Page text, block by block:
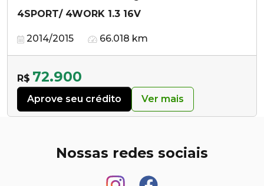
4SPORT/ 4WORK 1.3 16V
2014/2015 66.018 km
R$ 72.900
Aprove seu crédito Ver mais
Nossas redes sociais